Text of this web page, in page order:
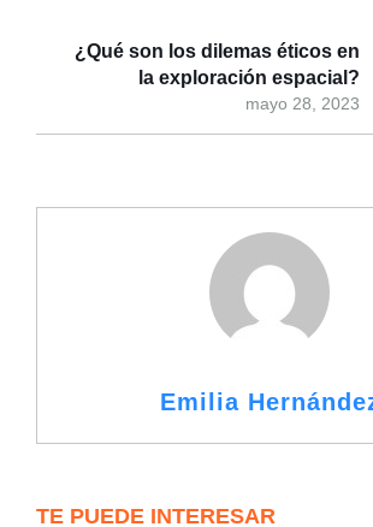
mayo 28, 2023
¿Qué son los dilemas éticos en
la exploración espacial?
Emilia
TE PUEDE INTERESAR